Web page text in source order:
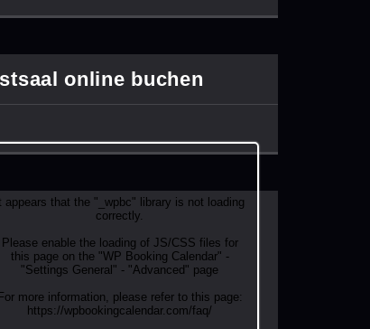
online buchen
appears that the "_wpbc" library is not loading
correctly.
Please enable the loading of JS/CSS files for
this page on the "WP Booking Calendar" -
"Settings General" - "Advanced" page
more information, please refer to this page:
https://wpbookingcalendar.com/faq/